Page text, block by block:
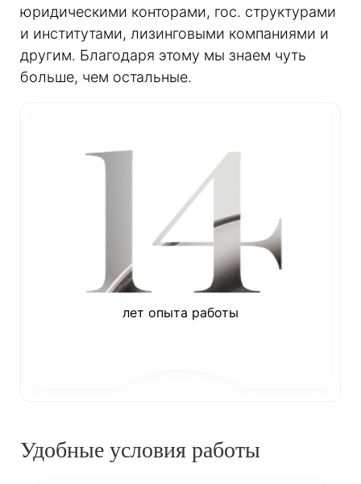
юридическими конторами, гос. структурами
и институтами, лизинговыми компаниями и
другим. Благодаря этому мы знаем чуть
больше, чем остальные.
лет опыта работы
Удобные условия работы